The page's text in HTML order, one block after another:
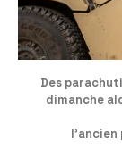
Des
dimanche